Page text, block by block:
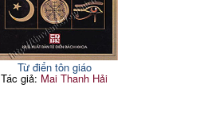
Từ điển tôn giáo
Tác giả: Mai Thanh Hải